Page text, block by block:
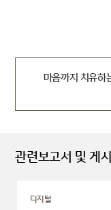
마음까지 치유하
관련보고서 및 게
디지털